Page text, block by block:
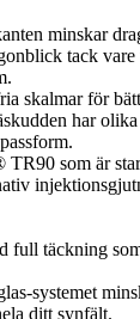
minskar
tack vare
skalmar för
har
som är
full täckning
systemet
ditt synfält.